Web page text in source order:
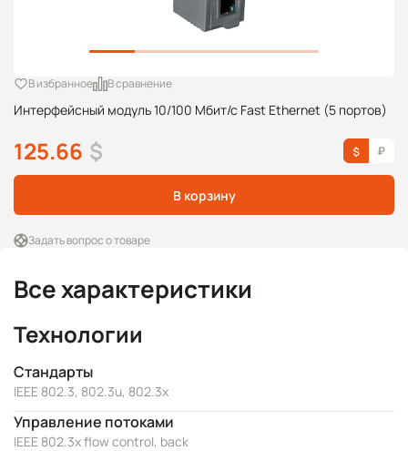
Интерфейсный модуль 10/100 Мбит/с Fast Ethernet (5 портов)
В избранное В сравнение
125.66 $
В корзину
Задать вопрос о товаре
Все характеристики
Технологии
Стандарты
IEEE 802.3, 802.3u, 802.3x
Управление потоками
IEEE 802.3x flow control, back